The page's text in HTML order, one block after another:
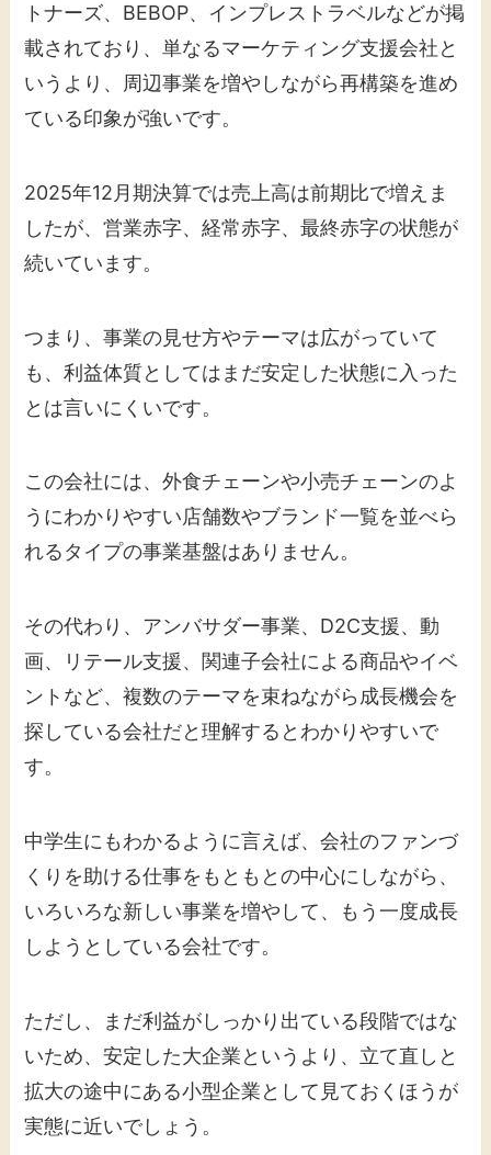
トナーズ、BEBOP、インプレストラベルなどが掲
載されており、単なるマーケティング支援会社と
いうより、周辺事業を増やしながら再構築を進め
ている印象が強いです。
2025年12月期決算では売上高は前期比で増えま
したが、営業赤字、経常赤字、最終赤字の状態が
続いています。
つまり、事業の見せ方やテーマは広がっていて
も、利益体質としてはまだ安定した状態に入った
とは言いにくいです。
この会社には、外食チェーンや小売チェーンのよ
うにわかりやすい店舗数やブランド一覧を並べら
れるタイプの事業基盤はありません。
その代わり、アンバサダー事業、D2C支援、動
画、リテール支援、関連子会社による商品やイベ
ントなど、複数のテーマを束ねながら成長機会を
探している会社だと理解するとわかりやすいで
す。
中学生にもわかるように言えば、会社のファンづ
くりを助ける仕事をもともとの中心にしながら、
いろいろな新しい事業を増やして、もう一度成長
しようとしている会社です。
ただし、まだ利益がしっかり出ている段階ではな
いため、安定した大企業というより、立て直しと
拡大の途中にある小型企業として見ておくほうが
実態に近いでしょう。